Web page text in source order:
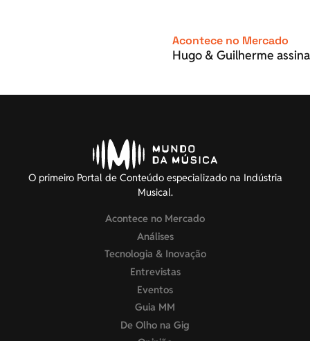
Acontece no Mercado
Hugo & Guilherme
O primeiro Portal de Conteúdo especializado na Indústria
Musical.
Acontece no Mercado
Análises
Tecnologia & Inovação
Entrevistas
Eventos
Guia MM
De Olho na Gig